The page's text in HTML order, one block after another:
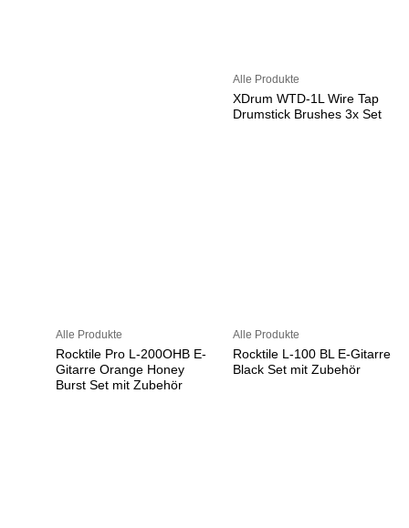
Alle Produkte
XDrum WTD-1L Wire Tap
Drumstick Brushes 3x Set
Alle Produkte
Rocktile Pro L-200OHB E-
Gitarre Orange Honey
Burst Set mit Zubehör
Alle Produkte
Rocktile L-100 BL E-Gitarre
Black Set mit Zubehör